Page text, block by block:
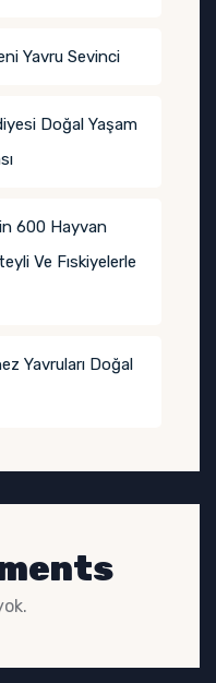
Yavru Sevinci
Doğal Yaşam
600 Hayvan
Ve Fıskiyelerle
Yavruları Doğal